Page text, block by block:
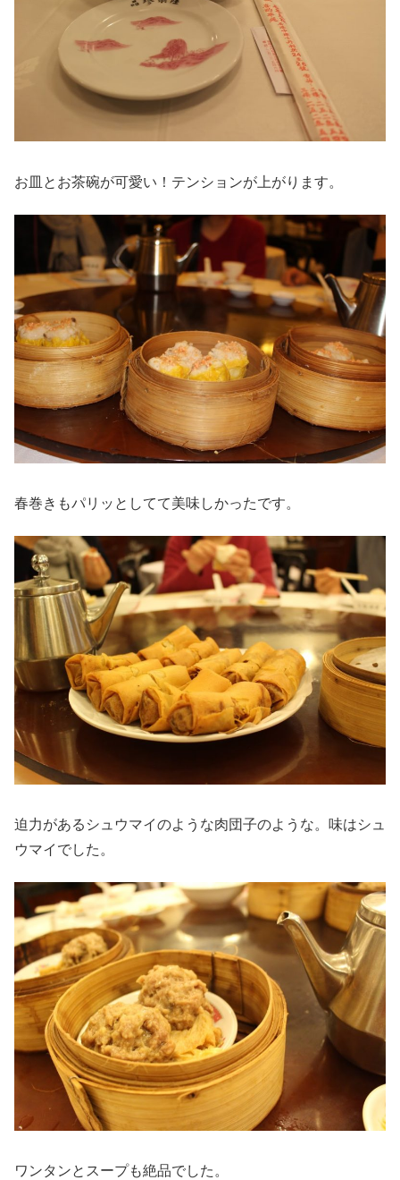
お皿とお茶碗が可愛い！テンションが上がります。
春巻きもパリッとしてて美味しかったです。
迫力があるシュウマイのような肉団子のような。味はシュ
ウマイでした。
ワンタンとスープも絶品でした。